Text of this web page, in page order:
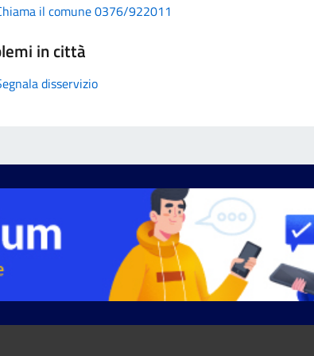
il comune 0376/922011
in città
disservizio